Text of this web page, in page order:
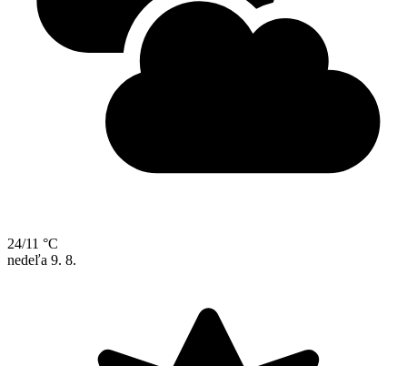
24/11 °C
nedeľa 9. 8.